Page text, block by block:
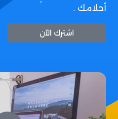
أحلامك .
اشترك الآن